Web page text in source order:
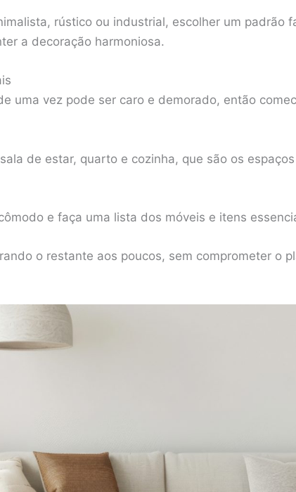
rústico ou industrial, escolher um padrão
a decoração harmoniosa.
uma vez pode ser caro e demorado, então
de estar, quarto e cozinha, que são os
e faça uma lista dos móveis e itens
o restante aos poucos, sem comprometer o